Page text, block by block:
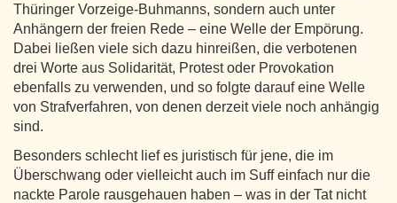
Thüringer Vorzeige-Buhmanns, sondern auch unter
Anhängern der freien Rede – eine Welle der Empörung.
Dabei ließen viele sich dazu hinreißen, die verbotenen
drei Worte aus Solidarität, Protest oder Provokation
ebenfalls zu verwenden, und so folgte darauf eine Welle
von Strafverfahren, von denen derzeit viele noch anhängig
sind.
Besonders schlecht lief es juristisch für jene, die im
Überschwang oder vielleicht auch im Suff einfach nur die
nackte Parole rausgehauen haben – was in der Tat nicht